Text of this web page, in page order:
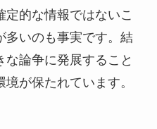
的な情報ではないこ
多いのも事実です。結
論争に発展すること
が保たれています。